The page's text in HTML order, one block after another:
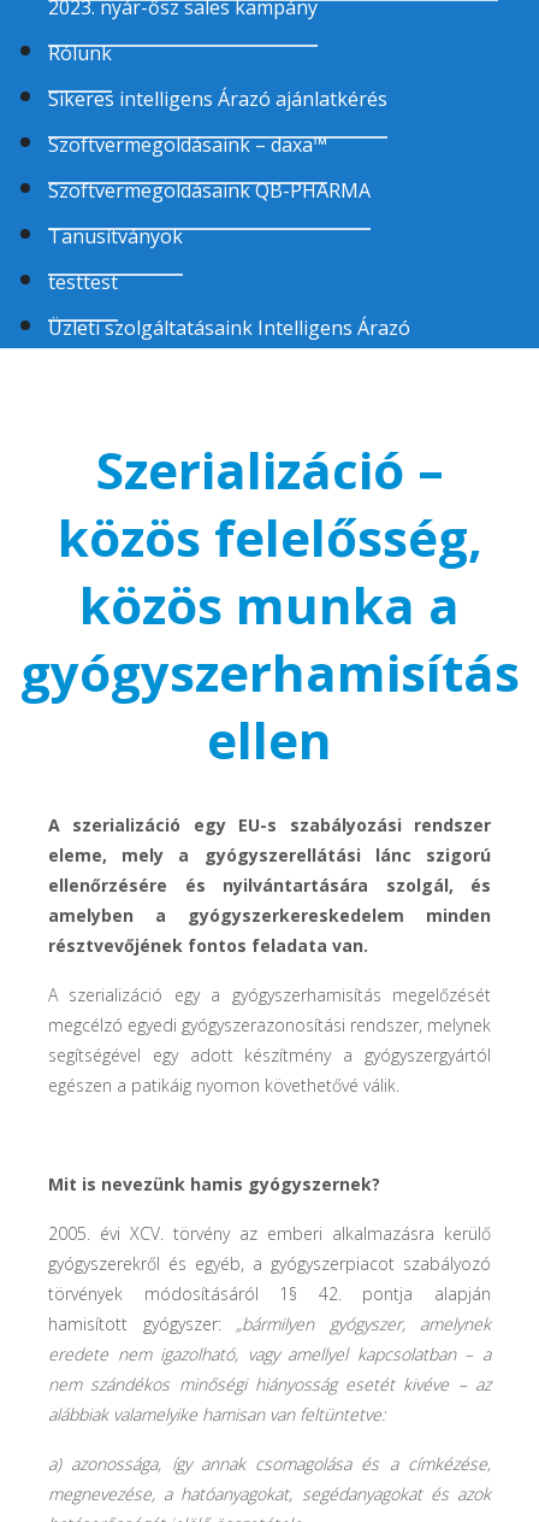
2023. nyár-ősz sales kampány
Rólunk
Sikeres intelligens Árazó ajánlatkérés
Szoftvermegoldásaink – daxa™
Szoftvermegoldásaink QB-PHARMA
Tanusítványok
testtest
Üzleti szolgáltatásaink Intelligens Árazó
Szerializáció –
közös felelősség,
közös munka a
gyógyszerhamisítás
ellen
A szerializáció egy EU-s szabályozási rendszer
eleme, mely a gyógyszerellátási lánc szigorú
ellenőrzésére és nyilvántartására szolgál, és
amelyben a gyógyszerkereskedelem minden
résztvevőjének fontos feladata van.
A szerializáció egy a gyógyszerhamisítás megelőzését
megcélzó egyedi gyógyszerazonosítási rendszer, melynek
segítségével egy adott készítmény a gyógyszergyártól
egészen a patikáig nyomon követhetővé válik.
Mit is nevezünk hamis gyógyszernek?
2005. évi XCV. törvény az emberi alkalmazásra kerülő
gyógyszerekről és egyéb, a gyógyszerpiacot szabályozó
törvények módosításáról 1§ 42. pontja alapján
hamisított gyógyszer:„bármilyen gyógyszer, amelynek
eredete nem igazolható, vagy amellyel kapcsolatban – a
nem szándékos minőségi hiányosság esetét kivéve – az
alábbiak valamelyike hamisan van feltüntetve:
a) azonossága, így annak csomagolása és a címkézése,
megnevezése, a hatóanyagokat, segédanyagokat és azok